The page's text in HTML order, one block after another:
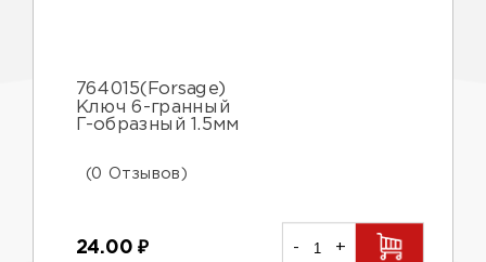
764015(Forsage)
Ключ 6-гранный
Г-образный 1.5мм
(0 Отзывов)
24.00 ₽ - +